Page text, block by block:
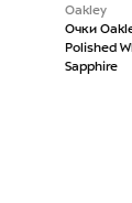
Oakley
Очки
Polished
Sapphire